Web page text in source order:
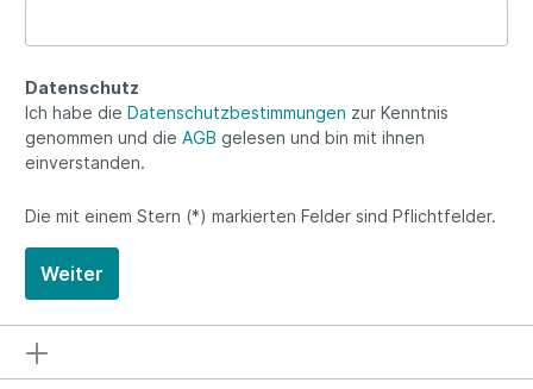
Datenschutz
Ich habe die Datenschutzbestimmungen zur Kenntnis
genommen und die AGB gelesen und bin mit ihnen
einverstanden.
Die mit einem Stern (*) markierten Felder sind Pflichtfelder.
Weiter